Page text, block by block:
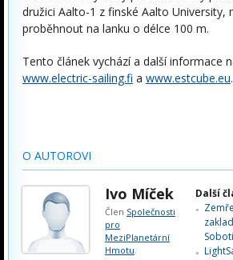
družici Aalto-1 z finské Aalto University,
proběhnout na lanku o délce 100 m.
Tento článek vychází a další informace
www.electric-sailing.fi a www.estcube.eu.
O AUTOROVI
Ivo Míček
Člen Společnosti
pro
MeziPlanetární
Hmotu.
Další